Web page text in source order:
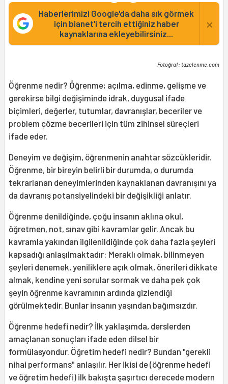
Haberlerimizi Google'da daha sık görmek
için bianet'i tercih ettiğiniz haber
kaynaklarına ekleyebilirsiniz...
×
Fotoğraf: tazelenme.com
Öğrenme nedir? Öğrenme; açılma, edinme, gelişme ve
gerekirse bilgi değişiminde idrak, duygusal ifade
biçimleri, değerler, tutumlar, davranışlar, beceriler ve
problem çözme becerileri için tüm zihinsel süreçleri
ifade eder.
Deneyim ve değişim, öğrenmenin anahtar sözcükleridir.
Öğrenme, bir bireyin belirli bir durumda, o durumda
tekrarlanan deneyimlerinden kaynaklanan davranışını ya
da davranış potansiyelindeki bir değişikliği anlatır.
Öğrenme denildiğinde, çoğu insanın aklına okul,
öğretmen, not, sınav gibi kavramlar gelir. Ancak bu
kavramla yakından ilgilenildiğinde çok daha fazla şeyleri
kapsadığı anlaşılmaktadır: Meraklı olmak, bilinmeyen
şeyleri denemek, yeniliklere açık olmak, önerileri dikkate
almak, kendine yeni sorular sormak ve daha pek çok
şeyin öğrenme kavramının ardında gizlendiği
görülmektedir. Bunlar insanın yaşından bağımsızdır.
Öğrenme hedefi nedir? İlk yaklaşımda, derslerden
amaçlanan sonuçları ifade eden dilsel bir
formülasyondur. Öğretim hedefi nedir? Bundan "gerekli
nihai performans" anlaşılır. Her ikisi de (öğrenme hedefi
ve öğretim hedefi) ilk bakışta şaşırtıcı derecede modern